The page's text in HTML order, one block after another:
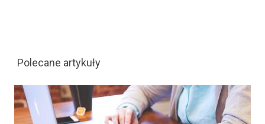
Polecane artykuły